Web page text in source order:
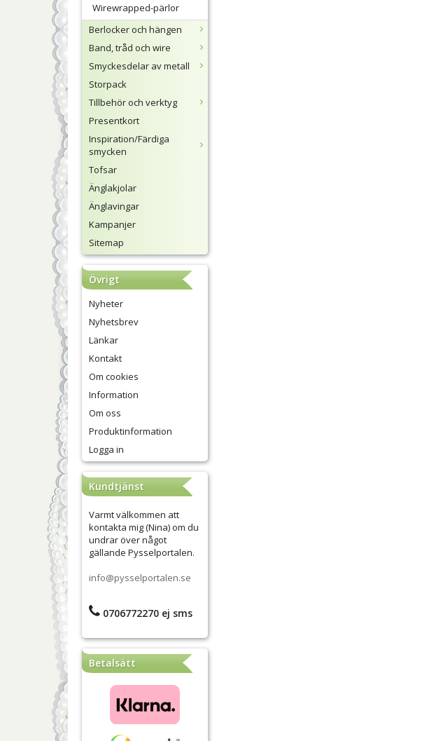
Wirewrapped-pärlor
Berlocker och hängen
Band, tråd och wire
Smyckesdelar av metall
Storpack
Tillbehör och verktyg
Presentkort
Inspiration/Färdiga
smycken
Tofsar
Änglakjolar
Änglavingar
Kampanjer
Sitemap
Övrigt
Nyheter
Nyhetsbrev
Länkar
Kontakt
Om cookies
Information
Om oss
Produktinformation
Logga in
Kundtjänst
Varmt välkommen att
kontakta mig (Nina) om du
undrar över något
gällande Pysselportalen.
info@pysselportalen.se
0706772270 ej sms
Betalsätt